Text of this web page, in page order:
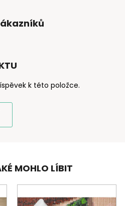
k této položce.
MOHLO LÍBIT